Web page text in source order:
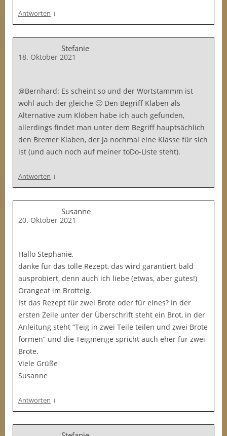
Antworten ↓
Stefanie
18. Oktober 2021
@Bernhard: Es scheint so und der Wortstammm ist
wohl auch der gleiche 🙂 Den Begriff Klaben als
Alternative zum Klöben habe ich auch gefunden,
allerdings findet man unter dem Begriff hauptsächlich
den Bremer Klaben, der ja nochmal eine Klasse für sich
ist (und auch noch auf meiner toDo-Liste steht).
Antworten ↓
Susanne
20. Oktober 2021
Hallo Stephanie,
danke für das tolle Rezept, das wird garantiert bald
ausprobiert, denn auch ich liebe (etwas, aber gutes!)
Orangeat im Brotteig.
Ist das Rezept für zwei Brote oder für eines? In der
ersten Zeile unter der Überschrift steht ein Brot, in der
Anleitung steht “Teig in zwei Teile teilen und zwei Brote
formen” und die Teigmenge spricht auch eher für zwei
Brote.
Viele Grüße
Susanne
Antworten ↓